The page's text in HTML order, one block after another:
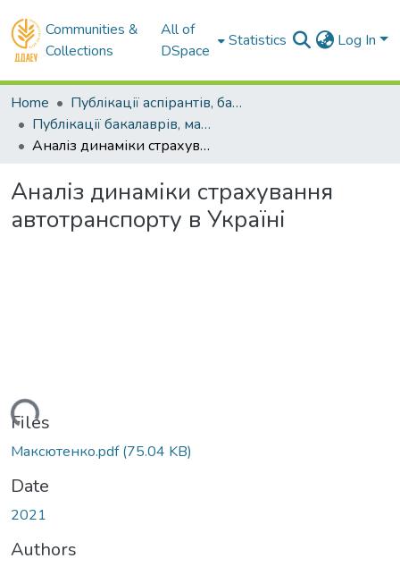
Communities &
Collections
All of
DSpace
Statistics Log In
Home
Публікації аспірантів, бакалаврів, магістрів
Публікації бакалаврів, магістрів
Аналіз динаміки страхування автотранспорту в Україні
Аналіз динаміки страхування
автотранспорту в Україні
Files
Максютенко.pdf(75.04 KB)
Date
2021
Authors